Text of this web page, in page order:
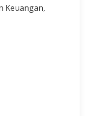
Keuangan,